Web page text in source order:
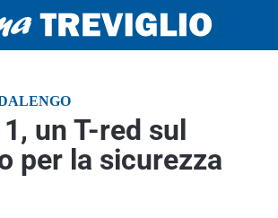
un T-red sul
per la sicurezza